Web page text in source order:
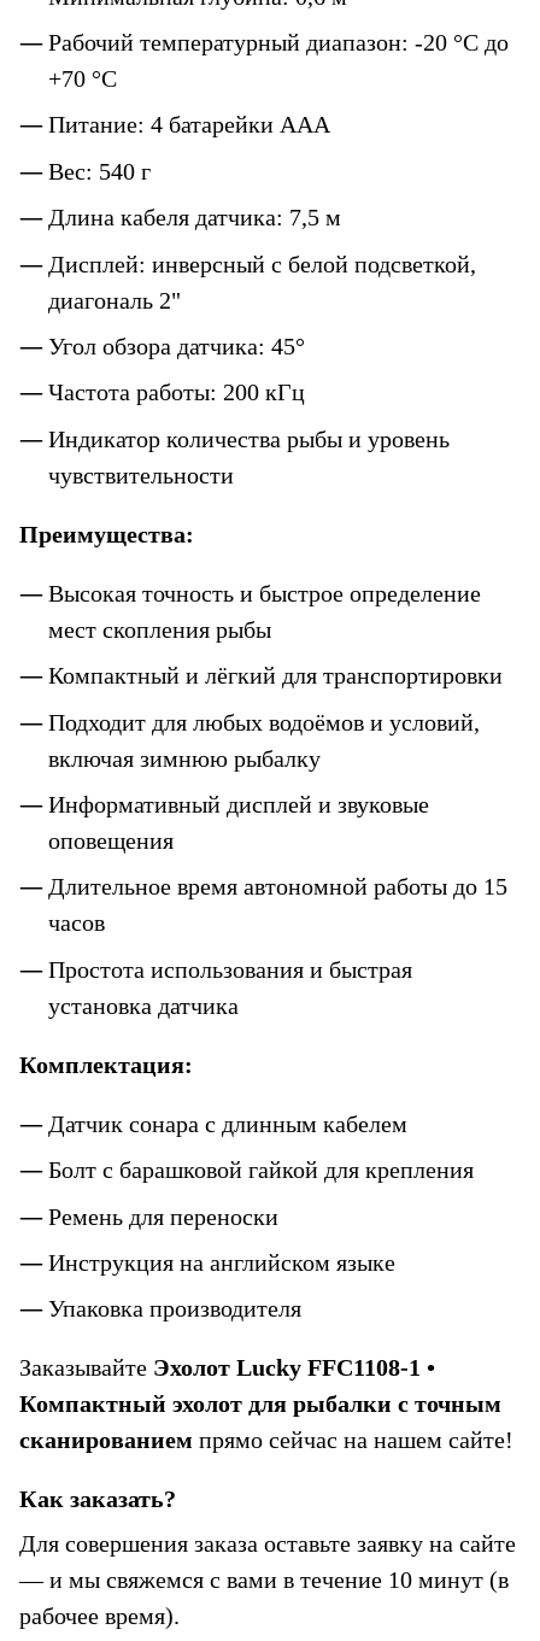
Рабочий температурный диапазон: -20 °C до
+70 °C
Питание: 4 батарейки AAA
Вес: 540 г
Длина кабеля датчика: 7,5 м
Дисплей: инверсный с белой подсветкой,
диагональ 2"
Угол обзора датчика: 45°
Частота работы: 200 кГц
Индикатор количества рыбы и уровень
чувствительности
Преимущества:
Высокая точность и быстрое определение
мест скопления рыбы
Компактный и лёгкий для транспортировки
Подходит для любых водоёмов и условий,
включая зимнюю рыбалку
Информативный дисплей и звуковые
оповещения
Длительное время автономной работы до 15
часов
Простота использования и быстрая
установка датчика
Комплектация:
Датчик сонара с длинным кабелем
Болт с барашковой гайкой для крепления
Ремень для переноски
Инструкция на английском языке
Упаковка производителя
Заказывайте Эхолот Lucky FFC1108-1 •
Компактный эхолот для рыбалки с точным
сканированием прямо сейчас на нашем сайте!
Как заказать?
Для совершения заказа оставьте заявку на сайте
— и мы свяжемся с вами в течение 10 минут (в
рабочее время).